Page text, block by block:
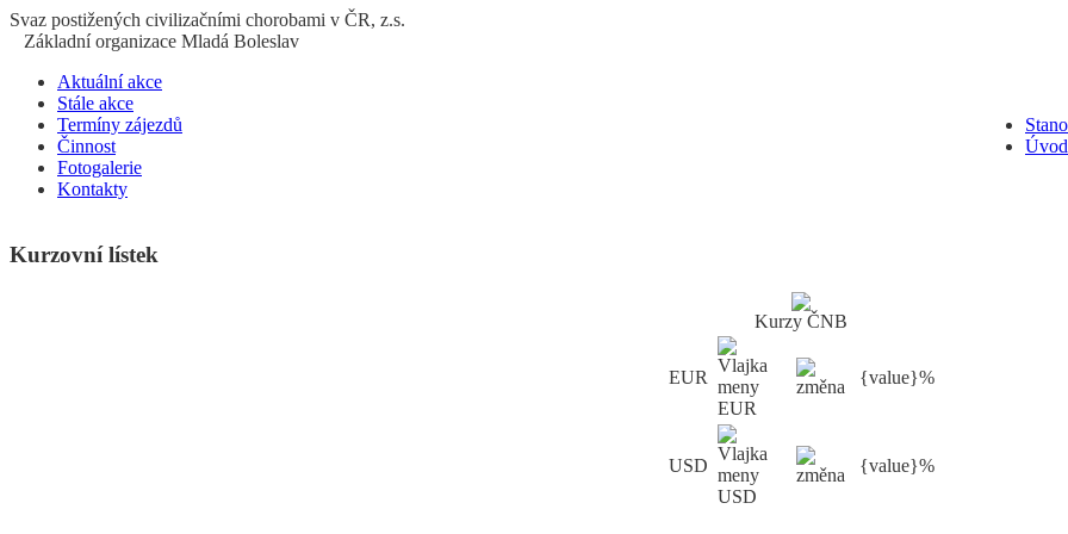
Svaz postižených civilizačními chorobami v ČR, z.s.
Základní organizace Mladá Boleslav
Aktuální akce
Stále akce
Termíny zájezdů
Činnost
Fotogalerie
Kontakty
Úvod
Kurzovní lístek
Kurzy ČNB
EUR {value}%
USD {value}%